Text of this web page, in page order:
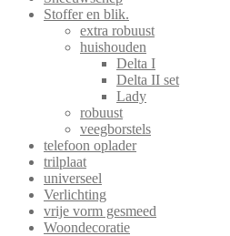
Stoffer en blik.
extra robuust
huishouden
Delta I
Delta II set
Lady
robuust
veegborstels
telefoon oplader
trilplaat
universeel
Verlichting
vrije vorm gesmeed
Woondecoratie